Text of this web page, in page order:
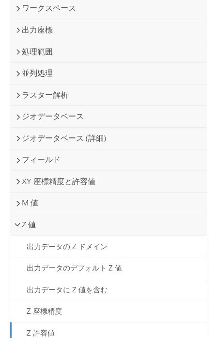
ワークスペース
出力座標
処理範囲
並列処理
ラスター解析
ジオデータベース
ジオデータベース (詳細)
フィールド
XY 座標精度と許容値
M 値
Z 値
出力データの Z ドメイン
出力データのデフォルト Z 値
出力データに Z 値を含む
Z 座標精度
Z 許容値